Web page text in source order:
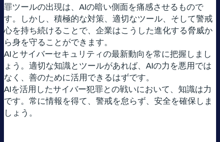
罪ツールの出現は、AIの暗い側面を痛感させるもので
す。しかし、積極的な対策、適切なツール、そして警戒
心を持ち続けることで、企業はこうした進化する脅威か
ら身を守ることができます。
AIとサイバーセキュリティの最新動向を常に把握しまし
ょう。適切な知識とツールがあれば、AIの力を悪用では
なく、善のために活用できるはずです。
AIを活用したサイバー犯罪との戦いにおいて、知識は力
です。常に情報を得て、警戒を怠らず、安全を確保しま
しょう。